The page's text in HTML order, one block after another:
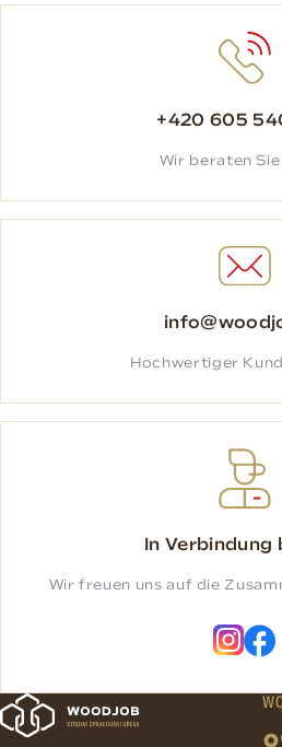
+420 605
Wir beraten
Hochwertiger
In Verbindung
Wir freuen uns auf die